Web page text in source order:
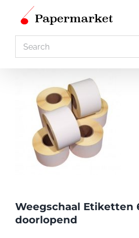
Weegschaal Etiketten
doorlopend